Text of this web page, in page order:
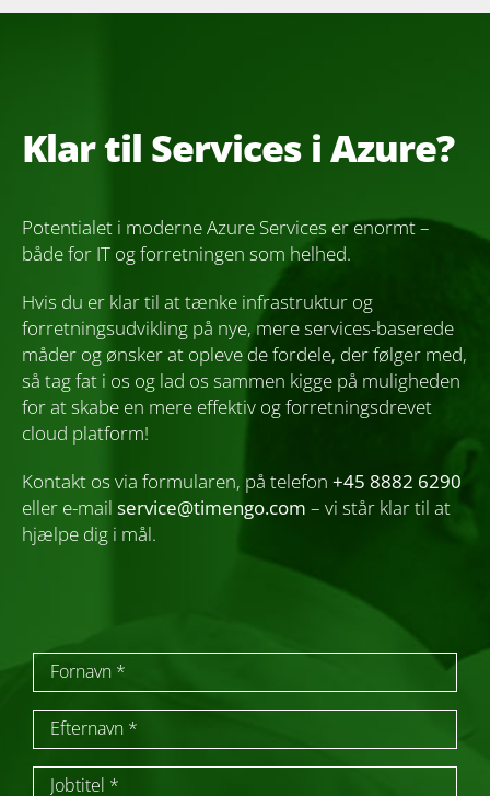
Klar til Services i Azure?
Potentialet i moderne Azure Services er enormt –
både for IT og forretningen som helhed.
Hvis du er klar til at tænke infrastruktur og
forretningsudvikling på nye, mere services-baserede
måder og ønsker at opleve de fordele, der følger med,
så tag fat i os og lad os sammen kigge på muligheden
for at skabe en mere effektiv og forretningsdrevet
cloud platform!
Kontakt os via formularen, på telefon +45 8882 6290
eller e-mail service@timengo.com – vi står klar til at
hjælpe dig i mål.